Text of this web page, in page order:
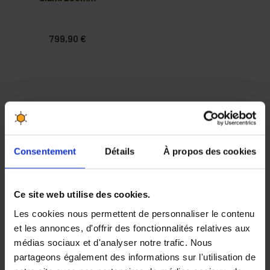
Consentement Détails À propos des cookies
Ce site web utilise des cookies.
Les cookies nous permettent de personnaliser le contenu
et les annonces, d'offrir des fonctionnalités relatives aux
médias sociaux et d'analyser notre trafic. Nous
partageons également des informations sur l'utilisation de
799,90 €
DÉSOPERCULATION
EXTRACTEUR À MIEL
MATURATION MIEL
MISE EN POT